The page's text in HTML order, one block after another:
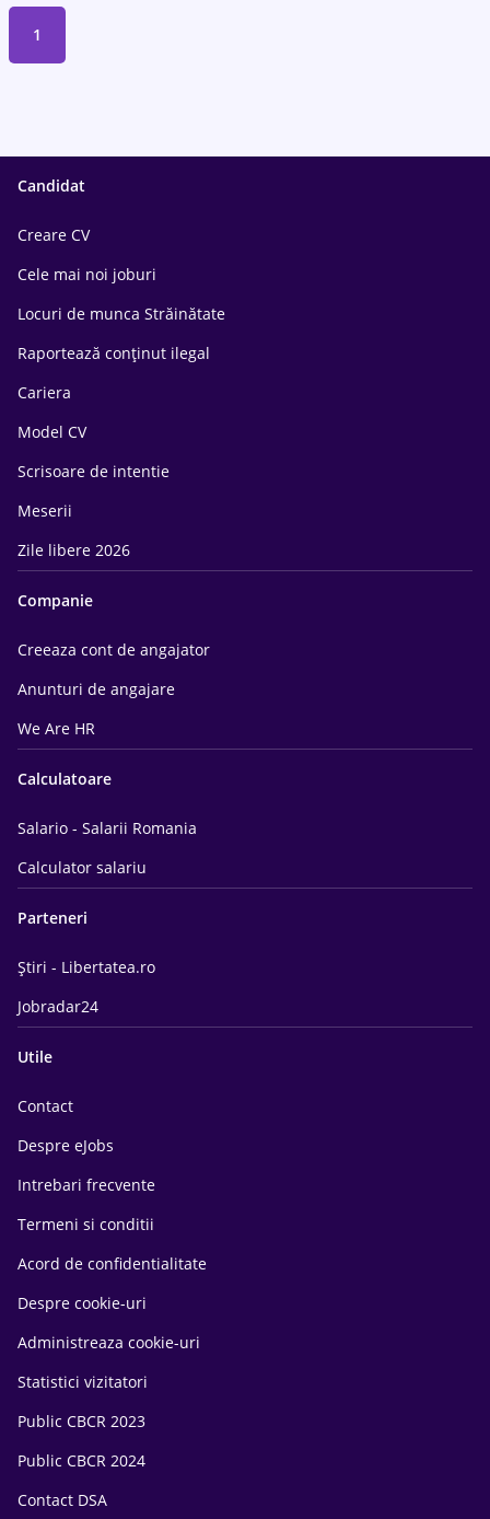
1
Candidat
Creare CV
Cele mai noi joburi
Locuri de munca Străinătate
Raportează conținut ilegal
Cariera
Model CV
Scrisoare de intentie
Meserii
Zile libere 2026
Companie
Creeaza cont de angajator
Anunturi de angajare
We Are HR
Calculatoare
Salario - Salarii Romania
Calculator salariu
Parteneri
Știri - Libertatea.ro
Jobradar24
Utile
Contact
Despre eJobs
Intrebari frecvente
Termeni si conditii
Acord de confidentialitate
Despre cookie-uri
Administreaza cookie-uri
Statistici vizitatori
Public CBCR 2023
Public CBCR 2024
Contact DSA